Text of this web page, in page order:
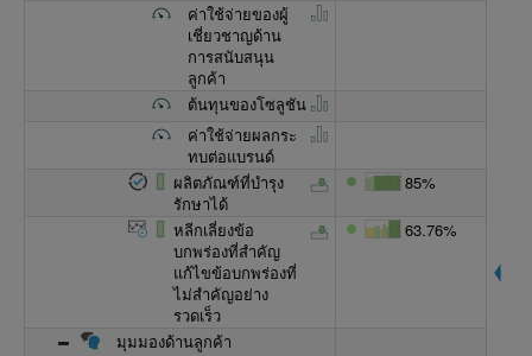
ค่าใช้จ่ายของผู้
เชี่ยวชาญด้าน
การสนับสนุน
ลูกค้า
ต้นทุนของโซลูชัน
ค่าใช้จ่ายผลกระ
ทบต่อแบรนด์
ผลิตภัณฑ์ที่บำรุง
รักษาได้
85%
หลีกเลี่ยงข้อ
บกพร่องที่สำคัญ
แก้ไขข้อบกพร่องที่
ไม่สำคัญอย่าง
รวดเร็ว
63.76%
มุมมองด้านลูกค้า